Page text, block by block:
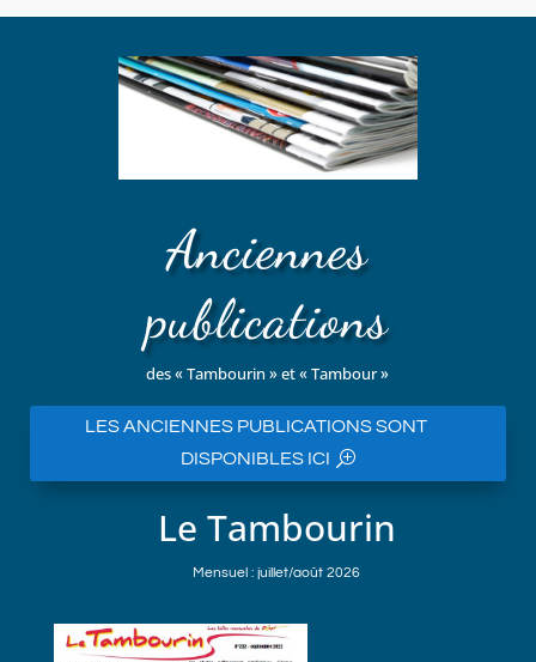
Anciennes
publications
des « Tambourin » et « Tambour »
LES ANCIENNES PUBLICATIONS SONT
DISPONIBLES ICI
Le Tambourin
Mensuel : juillet/août 2026